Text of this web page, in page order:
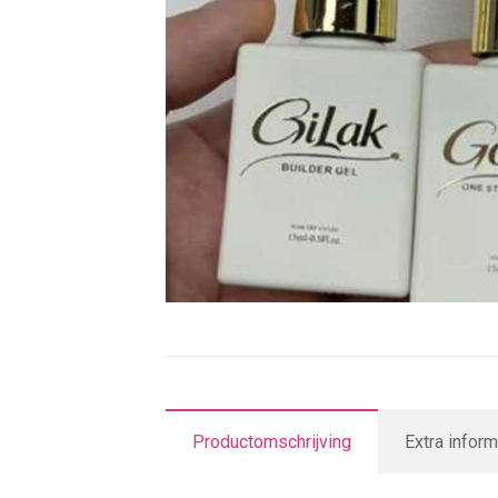
Productomschrijving Extra